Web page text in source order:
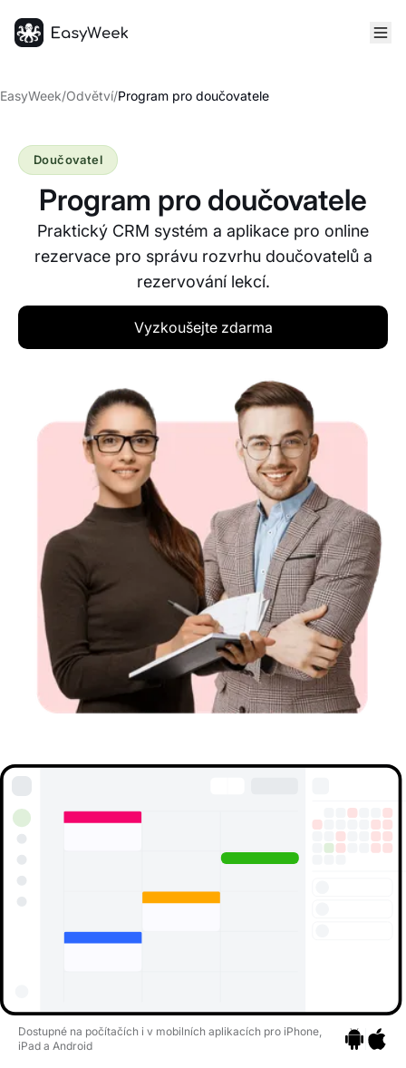
EasyWeek/Odvětví/Program pro doučovatele
Program pro doučovatele
Praktický CRM systém a aplikace pro online
rezervace pro správu rozvrhu doučovatelů a
rezervování lekcí.
Doučovatel
Vyzkoušejte zdarma
Dostupné na počítačích i v mobilních aplikacích pro iPhone,
iPad a Android